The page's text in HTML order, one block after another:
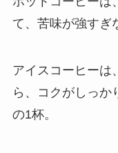
て、苦味が強すぎ
アイスコーヒーは
ら、コクがしっか
の1杯。